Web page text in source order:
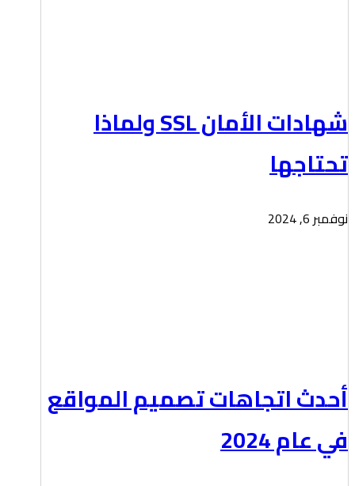
شهادات الأمان SSL ولماذا
تحتاجها
نوفمبر 6, 2024
أحدث اتجاهات تصميم المواقع
في عام 2024